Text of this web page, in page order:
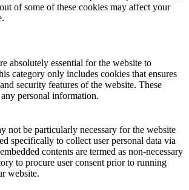
of some of these cookies may affect your
absolutely essential for the website to
category only includes cookies that ensures
security features of the website. These
personal information.
not be particularly necessary for the website
specifically to collect user personal data via
contents are termed as non-necessary
to procure user consent prior to running
website.